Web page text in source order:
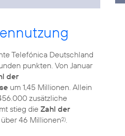
Telefónica Deutschland
punkten. Von Januar
der
um 1,45 Millionen. Allein
zusätzliche
stieg die Zahl der
46 Millionen2).